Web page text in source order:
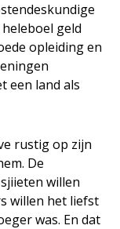
geld
opleiding en
een land als
rustig op zijn
De
willen
willen het liefst
was. En dat